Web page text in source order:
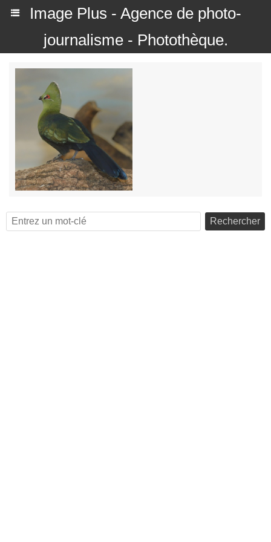
Image Plus - Agence de photo-
journalisme - Photothèque.
Rechercher